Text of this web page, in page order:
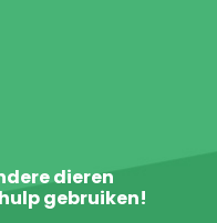
dieren
gebruiken!